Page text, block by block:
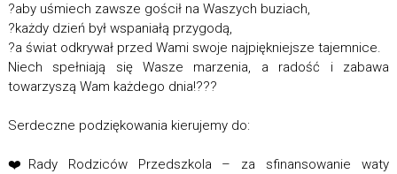
?aby uśmiech zawsze gościł na Waszych buziach,
?każdy dzień był wspaniałą przygodą,
?a świat odkrywał przed Wami swoje najpiękniejsze tajemnice.
Niech spełniają się Wasze marzenia, a radość i zabawa
towarzyszą Wam każdego dnia!???
Serdeczne podziękowania kierujemy do:
❤️Rady Rodziców Przedszkola – za sfinansowanie waty